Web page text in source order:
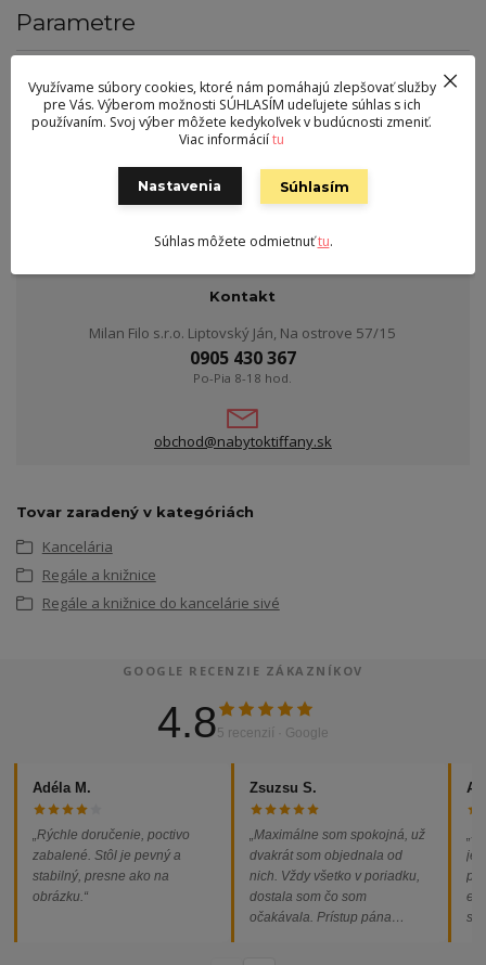
Parametre
Výška
112 cm
Šírka
75 cm
38 cm
Kontakt
Milan Filo s.r.o. Liptovský Ján, Na ostrove 57/15
0905 430 367
Po-Pia 8-18 hod.
obchod@nabytoktiffany.sk
Tovar zaradený v kategóriách
Kancelária
Regále a knižnice
Regále a knižnice do kancelárie sivé
GOOGLE RECENZIE ZÁKAZNÍKOV
4.85 recenzií · Google
Adéla M.
„Rýchle doručenie, poctivo
zabalené. Stôl je pevný a
stabilný, presne ako na
obrázku.“
Zsuzsu S.
„Maximálne som spokojná, už
dvakrát som objednala od
nich. Vždy všetko v poriadku,
dostala som čo som
očakávala. Prístup pána
Využívame súbory cookies, ktoré nám pomáhajú zlepšovať služby
pre Vás. Výberom možnosti SÚHLASÍM udeľujete súhlas s ich
používaním. Svoj výber môžete kedykoľvek v budúcnosti zmeniť.
Viac informáciítu
Nastavenia Súhlasím
Súhlas môžete odmietnuťtu.